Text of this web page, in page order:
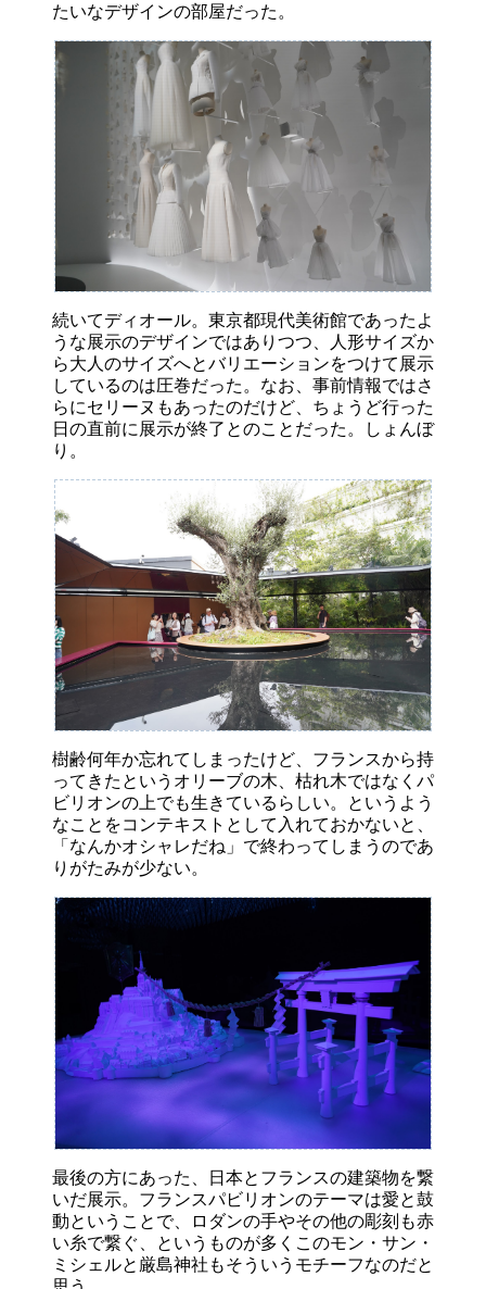
たいなデザインの部屋だった。
続いてディオール。東京都現代美術館であったよ
うな展示のデザインではありつつ、人形サイズか
ら大人のサイズへとバリエーションをつけて展示
しているのは圧巻だった。なお、事前情報ではさ
らにセリーヌもあったのだけど、ちょうど行った
日の直前に展示が終了とのことだった。しょんぼ
り。
樹齢何年か忘れてしまったけど、フランスから持
ってきたというオリーブの木、枯れ木ではなくパ
ビリオンの上でも生きているらしい。というよう
なことをコンテキストとして入れておかないと、
「なんかオシャレだね」で終わってしまうのであ
りがたみが少ない。
最後の方にあった、日本とフランスの建築物を繋
いだ展示。フランスパビリオンのテーマは愛と鼓
動ということで、ロダンの手やその他の彫刻も赤
い糸で繋ぐ、というものが多くこのモン・サン・
ミシェルと厳島神社もそういうモチーフなのだと